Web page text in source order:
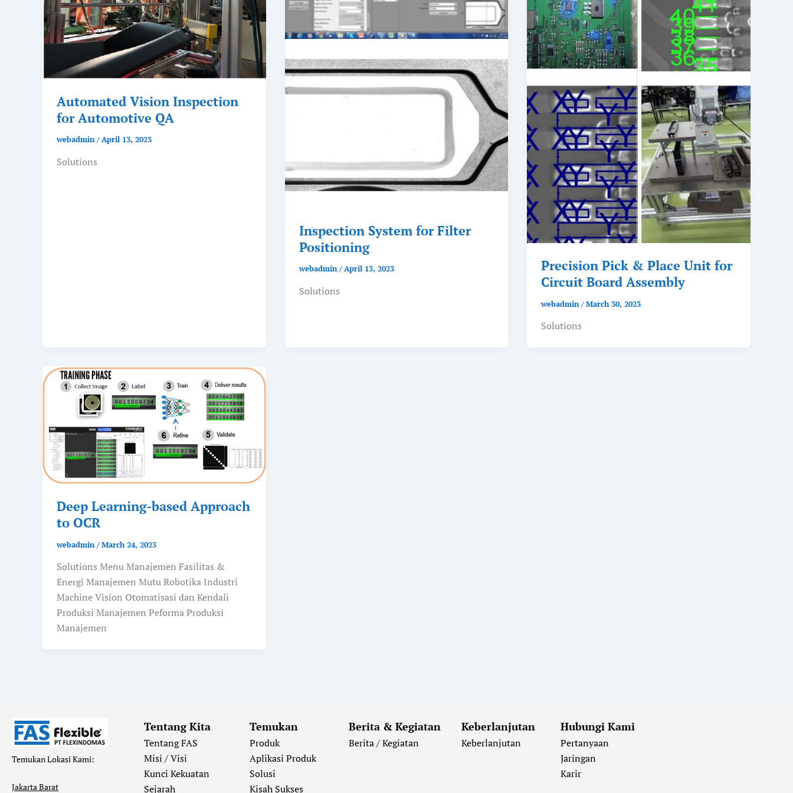
Automated Vision Inspection
for Automotive QA
webadmin/April 13, 2023
Solutions
Inspection System for Filter
Positioning
webadmin/April 13, 2023
Solutions
Precision Pick & Place Unit for
Circuit Board Assembly
webadmin/March 30, 2023
Solutions
Deep Learning-based Approach
to OCR
webadmin /March 24, 2023
Solutions Menu Manajemen Fasilitas &
Energi Manajemen Mutu Robotika Industri
Machine Vision Otomatisasi dan Kendali
Produksi Manajemen Peforma Produksi
Manajemen
Temukan Lokasi Kami:
Jakarta Barat
Tentang Kita
Tentang FAS
Misi / Visi
Kunci Kekuatan
Sejarah
Temukan
Produk
Aplikasi Produk
Solusi
Kisah Sukses
Berita & Kegiatan
Berita / Kegiatan
Keberlanjutan
Keberlanjutan
Hubungi Kami
Pertanyaan
Jaringan
Karir